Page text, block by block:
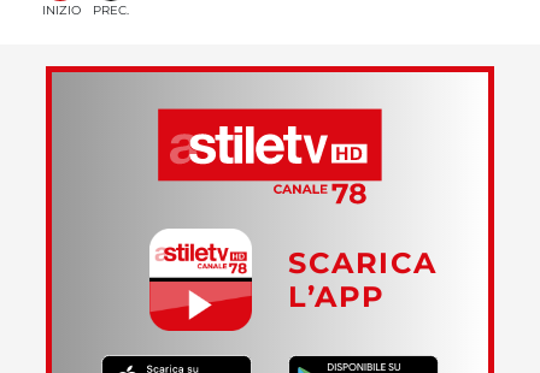
INIZIO PREC.
SCARICA
L’APP